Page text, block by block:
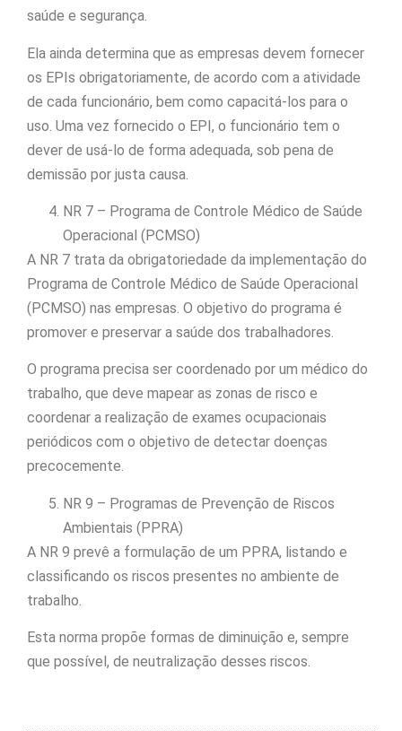
saúde e segurança.
Ela ainda determina que as empresas devem fornecer
os EPIs obrigatoriamente, de acordo com a atividade
de cada funcionário, bem como capacitá-los para o
uso. Uma vez fornecido o EPI, o funcionário tem o
dever de usá-lo de forma adequada, sob pena de
demissão por justa causa.
NR 7 – Programa de Controle Médico de Saúde
Operacional (PCMSO)
A NR 7 trata da obrigatoriedade da implementação do
Programa de Controle Médico de Saúde Operacional
(PCMSO) nas empresas. O objetivo do programa é
promover e preservar a saúde dos trabalhadores.
O programa precisa ser coordenado por um médico do
trabalho, que deve mapear as zonas de risco e
coordenar a realização de exames ocupacionais
periódicos com o objetivo de detectar doenças
precocemente.
NR 9 – Programas de Prevenção de Riscos
Ambientais (PPRA)
A NR 9 prevê a formulação de um PPRA, listando e
classificando os riscos presentes no ambiente de
trabalho.
Esta norma propõe formas de diminuição e, sempre
que possível, de neutralização desses riscos.